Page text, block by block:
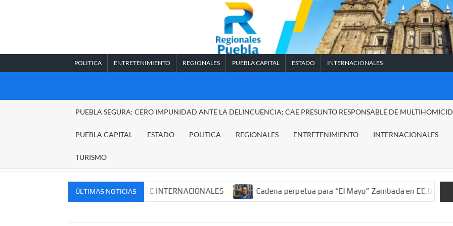
POLITICA ENTRETENIMIENTO REGIONALES PUEBLA CAPITAL ESTADO INTERNACIONALES
REGIONALES
PUEBLA SEGURA: CERO IMPUNIDAD ANTE LA DELINCUENCIA; CAE PRESUNTO RESPONSABLE DE
PUEBLA CAPITAL ESTADO POLITICA REGIONALES ENTRETENIMIENTO INTERNACIONALES
TURISMO
ÚLTIMAS NOTICIAS
MERCADOS NACIONALES E INTERNACIONALES Cadena perpetua para “El Mayo” Zambada en EE.UU.; ordenan